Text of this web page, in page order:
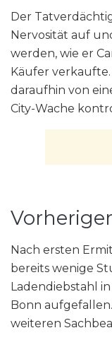
Der
Nervosität auf
werden, wie er
Käufer
daraufhin von
City-Wache
Nach ersten
bereits wenige
Ladendiebstahl
Bonn
weiteren